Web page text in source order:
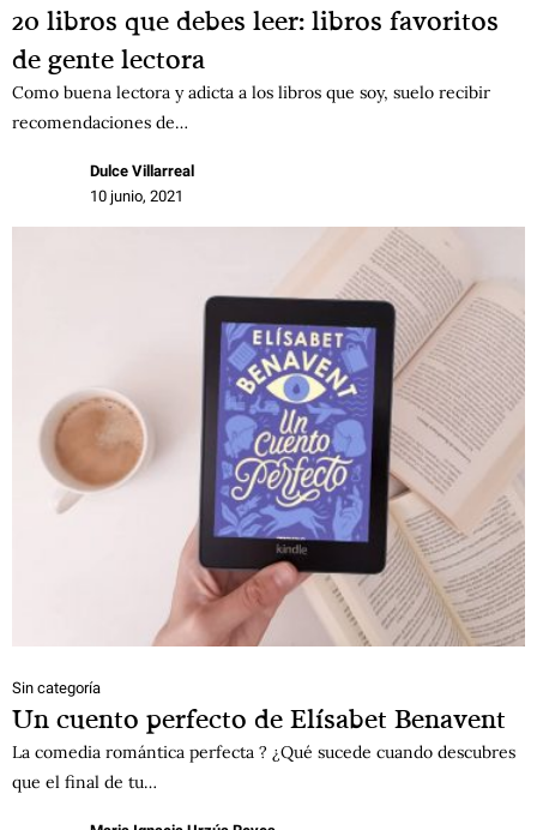
20 libros que debes leer: libros favoritos
de gente lectora
Como buena lectora y adicta a los libros que soy, suelo recibir
recomendaciones de…
Dulce Villarreal
10 junio, 2021
Sin categoría
Un cuento perfecto de Elísabet Benavent
La comedia romántica perfecta ? ¿Qué sucede cuando descubres
que el final de tu…